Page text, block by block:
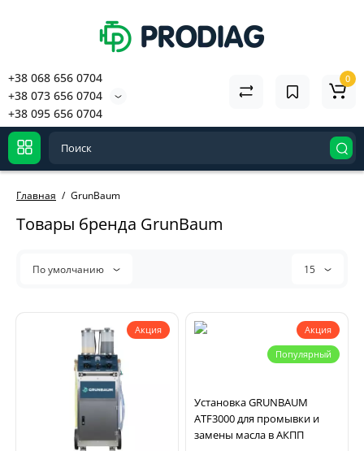
+38 068 656 0704
+38 073 656 0704
+38 095 656 0704
0
Главная GrunBaum
Товары бренда GrunBaum
По умолчанию 15
Акция
Акция
Популярный
Установка GRUNBAUM
ATF3000 для промывки и
замены масла в АКПП